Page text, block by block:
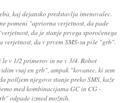
kaj dejansko predstavlja imenovalec.
pomeni "apriorna verjetnost, da pade
da jestanje prvega sporočenega
verjetnost, da v prvem SMS-su piše "grb".
le v 1/2 primerov in ne v 3/4. Robot
vsaj en grb", ampak "kovanec, ki sem
pošljem njegovo stanje preko SMS, kaže
med kombinacijama GC in CG -
odpade izmed možnih.